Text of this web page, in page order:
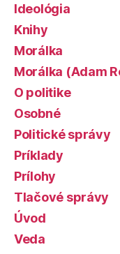
Ideológia
Knihy
Morálka
Morálka (Adam
O politike
Osobné
Politické správy
Príklady
Prílohy
Tlačové správy
Úvod
Veda